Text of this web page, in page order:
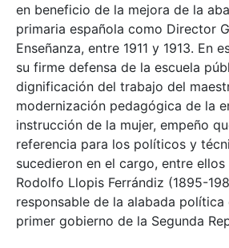
en beneficio de la mejora de la
primaria española como Director
Enseñanza, entre 1911 y 1913. En
su firme defensa de la escuela
dignificación del trabajo del
modernización pedagógica de la
instrucción de la mujer, empeño
referencia para los políticos y
sucedieron en el cargo, entre ellos
Rodolfo Llopis Ferrándiz (1895-
responsable de la alabada política
primer gobierno de la Segunda